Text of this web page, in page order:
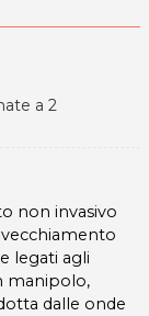
a 2
non invasivo
legati agli
manipolo,
dalle onde